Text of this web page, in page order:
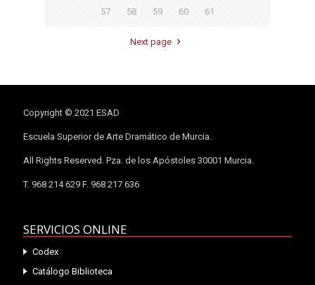
57 58 59 60 61
Next page
Copyright © 2021 ESAD
Escuela Superior de Arte Dramático de Murcia.
All Rights Reserved. Pza. de los Apóstoles 30001 Murcia.
T. 968 214 629 F. 968 217 636
SERVICIOS ONLINE
Codex
Catálogo Biblioteca